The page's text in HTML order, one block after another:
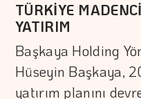
TÜRKİYE
YATIRIM
Başkaya Holding
Hüseyin Başkaya,
yatırım planını